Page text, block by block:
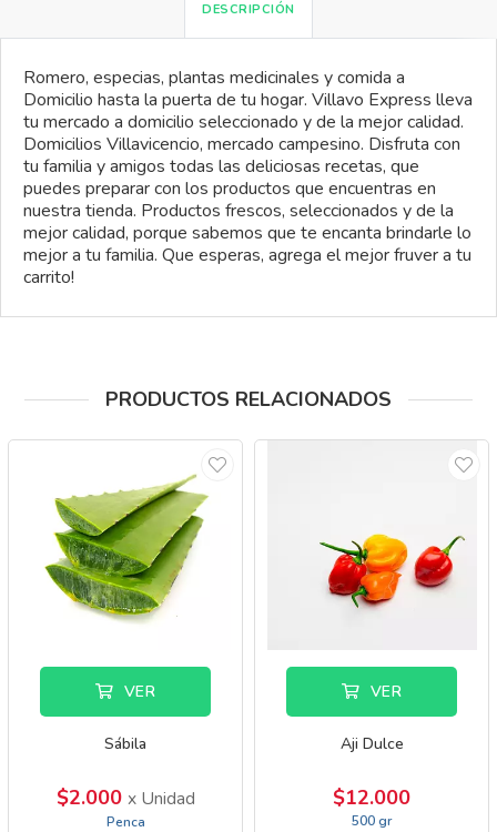
DESCRIPCIÓN
Romero, especias, plantas medicinales y comida a
Domicilio hasta la puerta de tu hogar. Villavo Express lleva
tu mercado a domicilio seleccionado y de la mejor calidad.
Domicilios Villavicencio, mercado campesino. Disfruta con
tu familia y amigos todas las deliciosas recetas, que
puedes preparar con los productos que encuentras en
nuestra tienda. Productos frescos, seleccionados y de la
mejor calidad, porque sabemos que te encanta brindarle lo
mejor a tu familia. Que esperas, agrega el mejor fruver a tu
carrito!
PRODUCTOS RELACIONADOS
VER
Sábila
$2.000 x Unidad
Penca
VER
Aji Dulce
$12.000
500 gr